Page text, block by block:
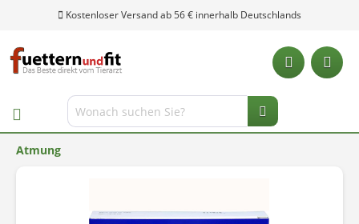
Kostenloser Versand ab 56 € innerhalb Deutschlands
Atmung